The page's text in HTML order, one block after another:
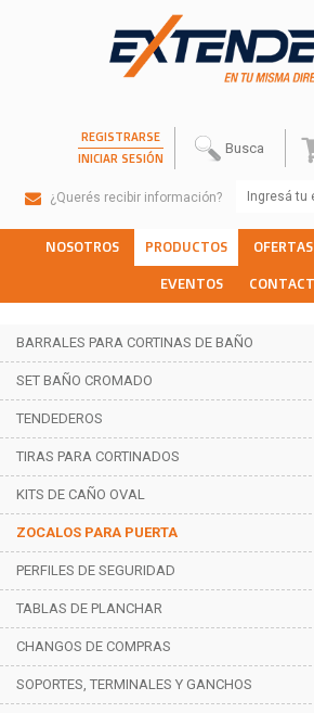
REGISTRARSE
INICIAR SESIÓN
¿Querés recibir información?
NOSOTROS PRODUCTOS OFERTAS
EVENTOS
BARRALES PARA CORTINAS DE BAÑO
SET BAÑO CROMADO
TENDEDEROS
TIRAS PARA CORTINADOS
KITS DE CAÑO OVAL
ZOCALOS PARA PUERTA
PERFILES DE SEGURIDAD
TABLAS DE PLANCHAR
CHANGOS DE COMPRAS
SOPORTES, TERMINALES Y GANCHOS